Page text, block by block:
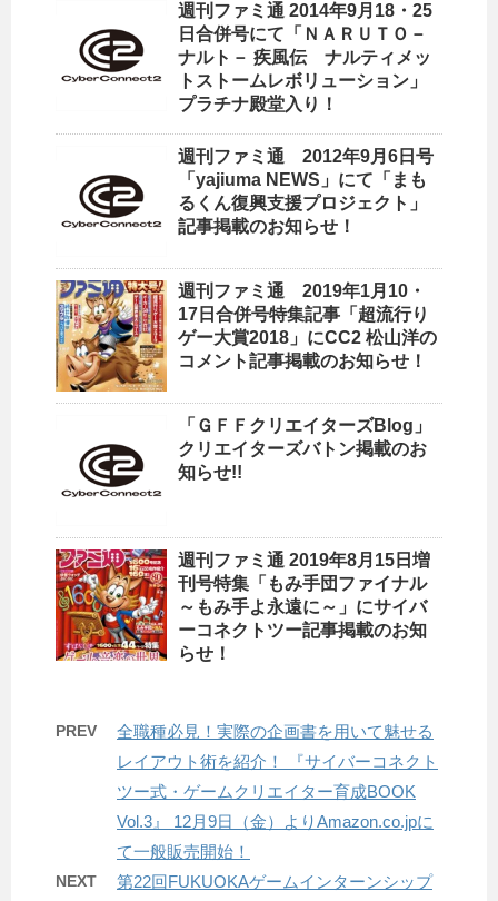
週刊ファミ通 2014年9月18・25
日合併号にて「ＮＡＲＵＴＯ－
ナルト－ 疾風伝 ナルティメッ
トストームレボリューション」
プラチナ殿堂入り！
週刊ファミ通 2012年9月6日号
「yajiuma NEWS」にて「まも
るくん復興支援プロジェクト」
記事掲載のお知らせ！
週刊ファミ通 2019年1月10・
17日合併号特集記事「超流行り
ゲー大賞2018」にCC2 松山洋の
コメント記事掲載のお知らせ！
「ＧＦＦクリエイターズBlog」
クリエイターズバトン掲載のお
知らせ!!
週刊ファミ通 2019年8月15日増
刊号特集「もみ手団ファイナル
～もみ手よ永遠に～」にサイバ
ーコネクトツー記事掲載のお知
らせ！
PREV
全職種必見！実際の企画書を用いて魅せる
レイアウト術を紹介！ 『サイバーコネクト
ツー式・ゲームクリエイター育成BOOK
Vol.3』 12月9日（金）よりAmazon.co.jpに
て一般販売開始！
NEXT
第22回FUKUOKAゲームインターンシップ